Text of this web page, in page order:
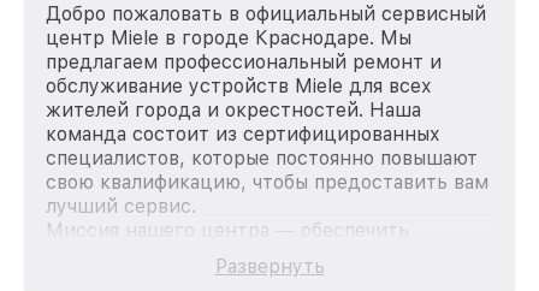
Добро пожаловать в официальный сервисный
центр Miele в городе Краснодаре. Мы
предлагаем профессиональный ремонт и
обслуживание устройств Miele для всех
жителей города и окрестностей. Наша
команда состоит из сертифицированных
специалистов, которые постоянно повышают
свою квалификацию, чтобы предоставить вам
лучший сервис.
Миссия нашего центра — обеспечить
качественный и доступный ремонт для
каждого пользователя продукции Miele, вне
Развернуть